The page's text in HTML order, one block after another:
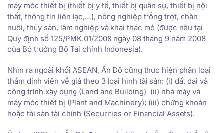
máy móc thiết bị (thiết bị y tế, thiết bị quân sự, thiết bị nội
thất, thông tin liên lạc,…), nông nghiệp trồng trọt, chăn
nuôi, thủy sản, lâm nghiệp và khai thác mỏ (được nêu tại
Quy định số 125/PMK.01/2008 ngày 08 tháng 9 năm 2008
của Bộ trưởng Bộ Tài chính Indonesia).
Nhìn ra ngoài khối ASEAN, Ấn Độ cũng thực hiện phân loại
thẩm định viên về giá theo 3 loại hình tài sản: (i) đất đai và
công trình xây dựng (Land and Building); (ii) nhà máy và
máy móc thiết bị (Plant and Machinery); (iii) chứng khoán
hoặc tài sản tài chính (Securities or Financial Assets).